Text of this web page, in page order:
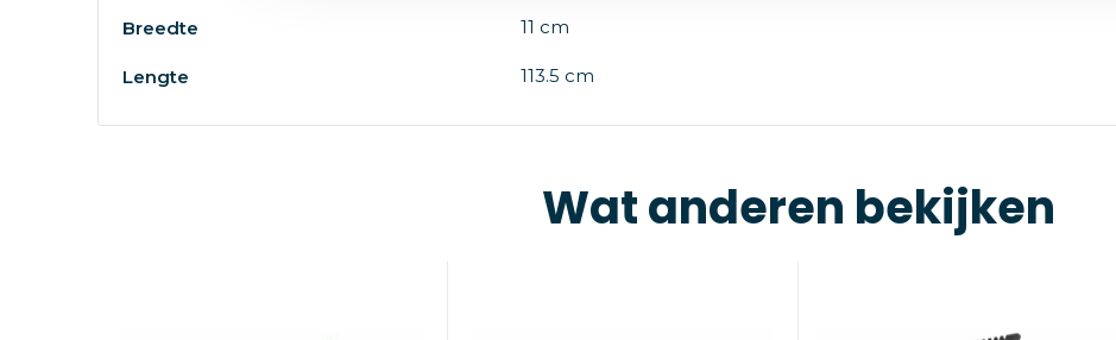
Breedte 11 cm
Lengte 113.5 cm
Wat anderen bekijken